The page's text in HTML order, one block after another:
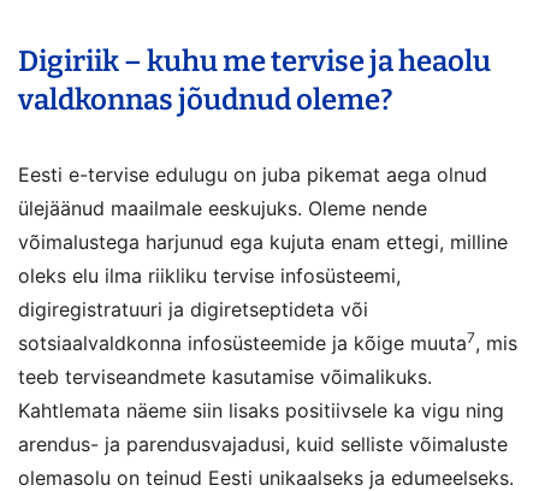
Digiriik – kuhu me tervise ja heaolu
valdkonnas jõudnud oleme?
Eesti e-tervise edulugu on juba pikemat aega olnud
ülejäänud maailmale eeskujuks. Oleme nende
võimalustega harjunud ega kujuta enam ettegi, milline
oleks elu ilma riikliku tervise infosüsteemi,
digiregistratuuri ja digiretseptideta või
sotsiaalvaldkonna infosüsteemide ja kõige muuta7, mis
teeb terviseandmete kasutamise võimalikuks.
Kahtlemata näeme siin lisaks positiivsele ka vigu ning
arendus- ja parendusvajadusi, kuid selliste võimaluste
olemasolu on teinud Eesti unikaalseks ja edumeelseks.